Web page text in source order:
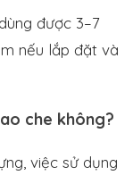
được 3–7
nếu lắp đặt và
che không?
việc sử dụng